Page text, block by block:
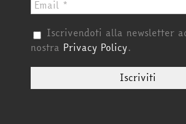
Iscrivendoti alla newsletter
nostra Privacy Policy.